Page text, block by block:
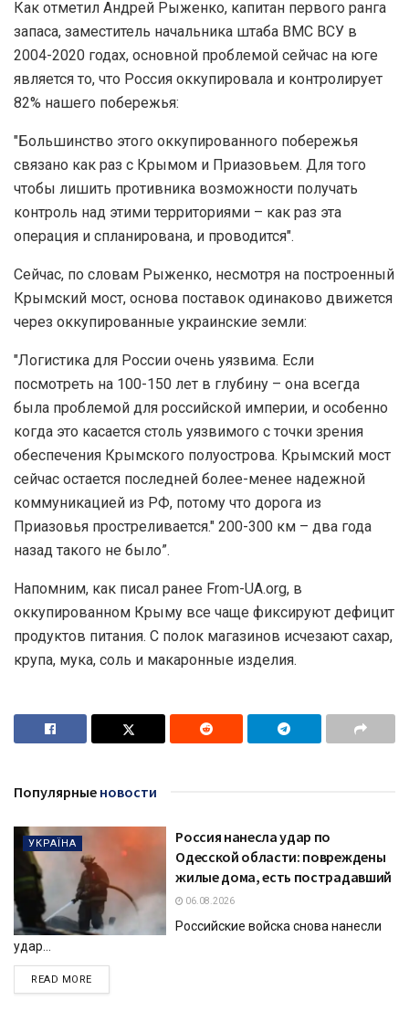
Как отметил Андрей Рыженко, капитан первого ранга
запаса, заместитель начальника штаба ВМС ВСУ в
2004-2020 годах, основной проблемой сейчас на юге
является то, что Россия оккупировала и контролирует
82% нашего побережья:
"Большинство этого оккупированного побережья
связано как раз с Крымом и Приазовьем. Для того
чтобы лишить противника возможности получать
контроль над этими территориями – как раз эта
операция и спланирована, и проводится".
Сейчас, по словам Рыженко, несмотря на построенный
Крымский мост, основа поставок одинаково движется
через оккупированные украинские земли:
"Логистика для России очень уязвима. Если
посмотреть на 100-150 лет в глубину – она ​​всегда
была проблемой для российской империи, и особенно
когда это касается столь уязвимого с точки зрения
обеспечения Крымского полуострова. Крымский мост
сейчас остается последней более-менее надежной
коммуникацией из РФ, потому что дорога из
Приазовья простреливается." 200-300 км – два года
назад такого не было”.
Напомним, как писал ранее From-UA.org, в
оккупированном Крыму все чаще фиксируют дефицит
продуктов питания. С полок магазинов исчезают сахар,
крупа, мука, соль и макаронные изделия.
Популярные новости
УКРАЇНА
Россия нанесла удар по
Одесской области: повреждены
жилые дома, есть пострадавший
06.08.2026
Российские войска снова нанесли
удар...
READ MOREDETAILS